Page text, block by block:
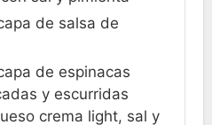
de salsa de
de espinacas
y escurridas
crema light, sal y